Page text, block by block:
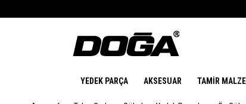
YEDEK PARÇA AKSESUAR TAMİR